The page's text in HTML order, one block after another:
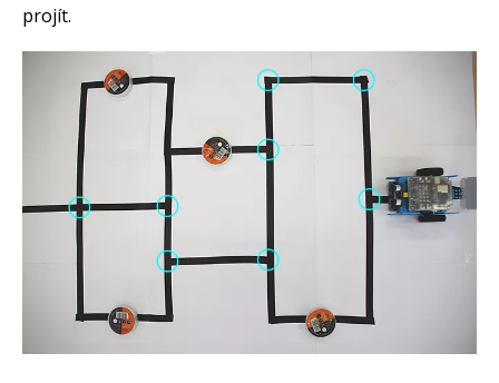
projít.